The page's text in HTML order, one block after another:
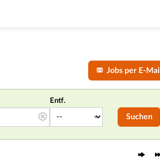
Jobs per E-Mail
Entf.
Suchen